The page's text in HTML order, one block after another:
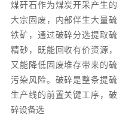
煤矸石作为煤炭开采产生的
大宗固废，内部伴生大量硫
铁矿，通过破碎分选提取硫
精砂，既能回收有价资源，
又能降低固废堆存带来的硫
污染风险。破碎是整条提硫
生产线的前置关键工序，破
碎设备选